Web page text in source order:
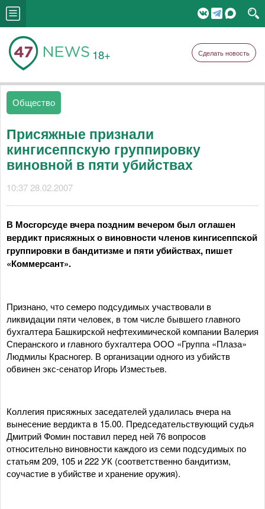
18+ Сделать новость
Общество
Присяжные признали
кингисеппскую группировку
виновной в пяти убийствах
10:37 28.02.2007
В Мосгорсуде вчера поздним вечером был оглашен
вердикт присяжных о виновности членов кингисеппской
группировки в бандитизме и пяти убийствах, пишет
«Коммерсант».
Признано, что семеро подсудимых участвовали в
ликвидации пяти человек, в том числе бывшего главного
бухгалтера Башкирской нефтехимической компании Валерия
Сперанского и главного бухгалтера ООО «Группа «Плаза»
Людмилы Красногер. В организации одного из убийств
обвинен экс-сенатор Игорь Изместьев.
Коллегия присяжных заседателей удалилась вчера на
вынесение вердикта в 15.00. Председательствующий судья
Дмитрий Фомин поставил перед ней 76 вопросов
относительно виновности каждого из семи подсудимых по
статьям 209, 105 и 222 УК (соответственно бандитизм,
соучастие в убийстве и хранение оружия).